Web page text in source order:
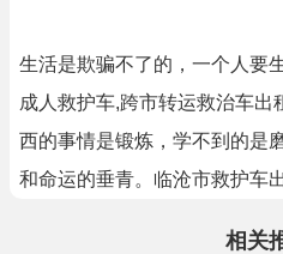
生活是欺骗不了的，一个人要
成人救护车,跨市转运救治车
西的事情是锻炼，学不到的是
和命运的垂青。临沧市救护车
相关